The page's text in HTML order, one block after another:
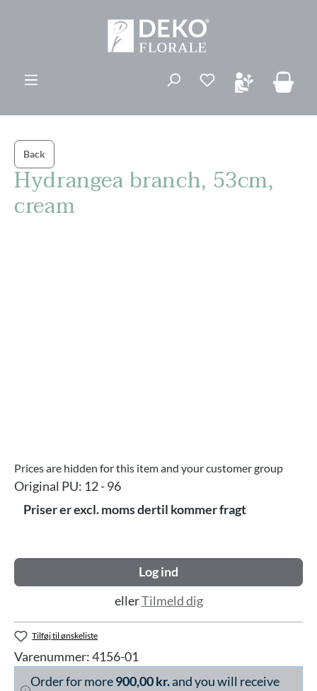
Du har 0
Back
Hydrangea branch, 53cm,
cream
Prices are hidden for this item and your customer group
Original PU: 12 - 96
Priser er excl. moms dertil kommer fragt
Log ind
ellerTilmeld dig
Tilføj til ønskeliste
Varenummer:4156-01
Order for more900,00 kr.and you will receive